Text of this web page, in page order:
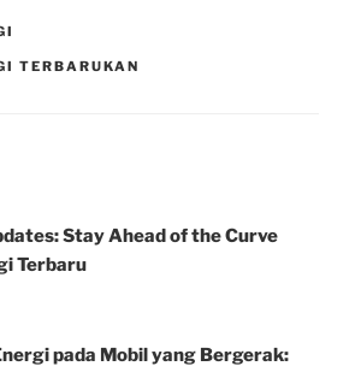
TERBARUKAN
Stay Ahead of the Curve
Terbaru
pada Mobil yang Bergerak: